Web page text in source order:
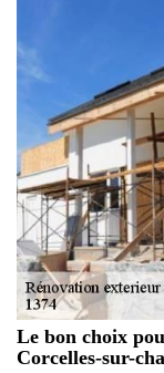
Le bon choix
Corcelles-sur-